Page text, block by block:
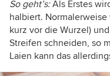
So geht’s: Als Erstes
halbiert.
kurz vor die Wurzel)
Streifen schneiden, so
Laien kann das